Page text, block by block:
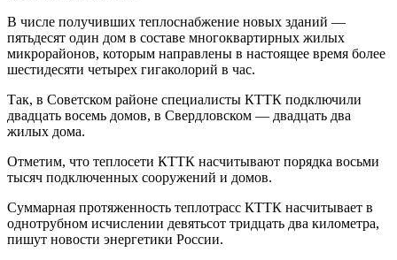
В числе получивших теплоснабжение новых зданий —
пятьдесят один дом в составе многоквартирных жилых
микрорайонов, которым направлены в настоящее время более
шестидесяти четырех гигаколорий в час.
Так, в Советском районе специалисты КТТК подключили
двадцать восемь домов, в Свердловском — двадцать два
жилых дома.
Отметим, что теплосети КТТК насчитывают порядка восьми
тысяч подключенных сооружений и домов.
Суммарная протяженность теплотрасс КТТК насчитывает в
однотрубном исчислении девятьсот тридцать два километра,
пишут новости энергетики России.